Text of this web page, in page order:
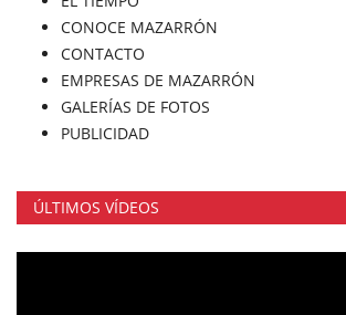
CONOCE MAZARRÓN
CONTACTO
EMPRESAS DE MAZARRÓN
GALERÍAS DE FOTOS
PUBLICIDAD
ÚLTIMOS VÍDEOS